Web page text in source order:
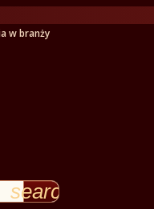
w branży
search